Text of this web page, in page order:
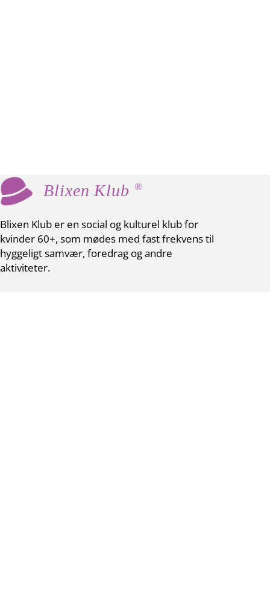
Blixen Klub ®
Blixen Klub er en social og kulturel klub for
kvinder 60+, som mødes med fast frekvens til
hyggeligt samvær, foredrag og andre
aktiviteter.